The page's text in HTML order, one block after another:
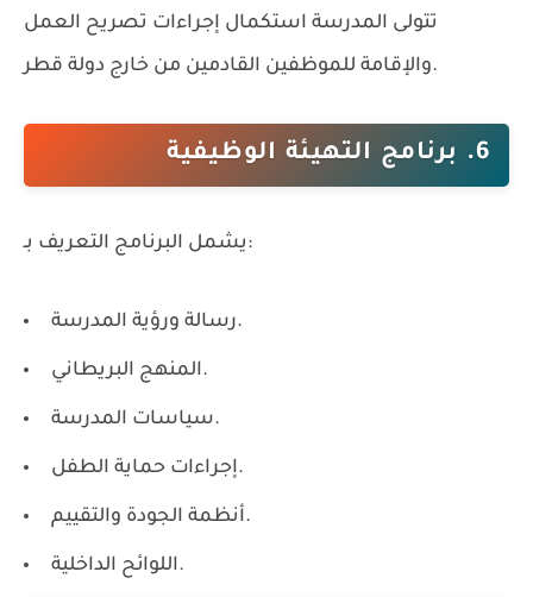
تتولى المدرسة استكمال إجراءات تصريح العمل
والإقامة للموظفين القادمين من خارج دولة قطر.
6. برنامج التهيئة الوظيفية
يشمل البرنامج التعريف بـ:
رسالة ورؤية المدرسة.
المنهج البريطاني.
سياسات المدرسة.
إجراءات حماية الطفل.
أنظمة الجودة والتقييم.
اللوائح الداخلية.